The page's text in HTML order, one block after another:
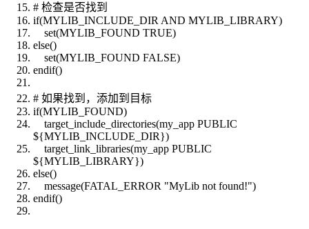
# 检查是否找到
if(MYLIB_INCLUDE_DIR AND MYLIB_LIBRARY)
set(MYLIB_FOUND TRUE)
else()
set(MYLIB_FOUND FALSE)
endif()
# 如果找到，添加到目标
if(MYLIB_FOUND)
target_include_directories(my_app PUBLIC
${MYLIB_INCLUDE_DIR})
target_link_libraries(my_app PUBLIC
${MYLIB_LIBRARY})
else()
message(FATAL_ERROR "MyLib not found!")
endif()